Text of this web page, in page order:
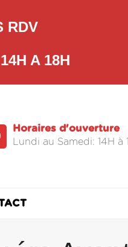
RDV
A 18H
Horaires d'ouverture
Lundi au Samedi: 14H à